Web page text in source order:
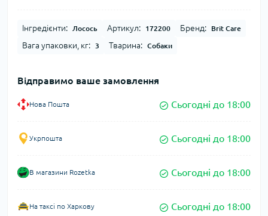
Інгредієнти: Лосось Артикул: 172200 Бренд: Brit Care
Вага упаковки, кг: 3 Тварина: Собаки
Відправимо ваше замовлення
Нова Пошта Сьогодні до 18:00
Укрпошта Сьогодні до 18:00
В магазини Rozetka Сьогодні до 18:00
На таксі по Харкову Сьогодні до 18:00